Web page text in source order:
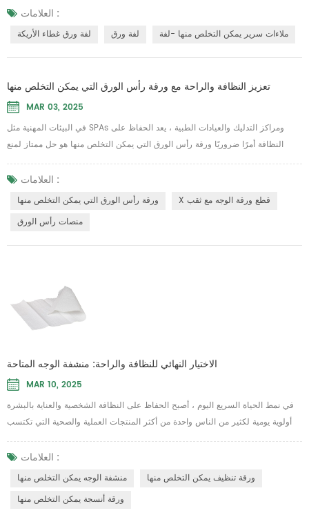
للاستخدام في سيناريوهات التجميل والتدليك والفحص الطبي حيث تكون النظافة
أولوية قصوى. لفافة ملاءات السرير التي تستخدم لمرة واحدة من Telijie مصنوعة من
العلامات :
لفة ورق غطاء الأريكة لفة ورق ملاءات سرير يمكن التخلص منها -لفة
تعزيز النظافة والراحة مع ورقة رأس الورق التي يمكن التخلص منها
MAR 03, 2025
في البيئات المهنية مثل SPAs ومراكز التدليك والعيادات الطبية ، يعد الحفاظ على
النظافة أمرًا ضروريًا ورقة رأس الورق التي يمكن التخلص منها هو حل ممتاز لمنع
العدوى المتقاطعة وتوفير تجربة نظيفة ومريحة للعملاء تم تصميم هذه الأوراق التي تم
تصميمها لعزل الغبار والسائل والمواد الأخرى غير المرغوب فيها ، وتضمن كل مستخدم
خدمة صحية لماذا تختار ورقة رأس الورق القابلة للتخلص؟ ميزة رئيسية ل ورقة رأس
العلامات :
ورقة رأس الورق التي يمكن التخلص منها
X قطع ورقة الوجه مع ثقب
منصات رأس الورق
الاختيار النهائي للنظافة والراحة: منشفة الوجه المتاحة
MAR 10, 2025
في نمط الحياة السريع اليوم ، أصبح الحفاظ على النظافة الشخصية والعناية بالبشرة
أولوية يومية لكثير من الناس واحدة من أكثر المنتجات العملية والصحية التي تكتسب
شعبية هي منشفة الوجه يمكن التخلص منها تم تصميم هذه المناشف ، المصممة
للاستخدام الفردي ، حلًا أنظفًا وأكثر ليونة وأكثر ملاءمة مقارنةً بمناشف القماش
التقليدية ، مما يجعلها جزءًا أساسيًا من روتين العناية بالبشرة الحديثة أ منشفة الوجه
العلامات :
منشفة الوجه يمكن التخلص منها
ورقة تنظيف يمكن التخلص منها
ورقة أنسجة يمكن التخلص منها